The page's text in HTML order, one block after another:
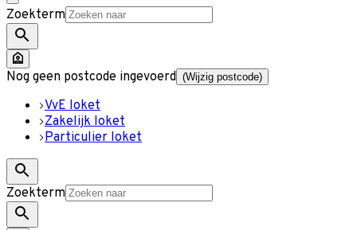
Zoekterm
Nog geen postcode ingevoerd (Wijzig postcode)
VvE loket
Zakelijk loket
Particulier loket
Zoekterm